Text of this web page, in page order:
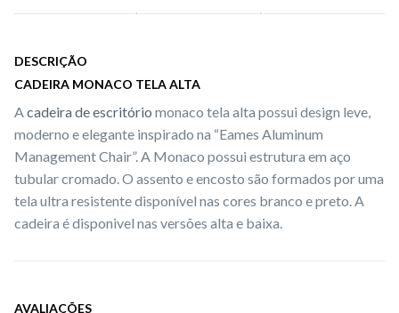
DESCRIÇÃO
CADEIRA MONACO TELA ALTA
Acadeira de escritório monaco tela alta possui design leve,
moderno e elegante inspirado na “Eames Aluminum
Management Chair”. A Monaco possui estrutura em aço
tubular cromado. O assento e encosto são formados por uma
tela ultra resistente disponível nas cores branco e preto. A
cadeira é disponivel nas versões alta e baixa.
AVALIAÇÕES